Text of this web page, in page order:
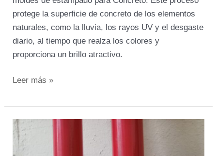
protege la superficie de concreto de los elementos
naturales, como la lluvia, los rayos UV y el desgaste
diario, al tiempo que realza los colores y
proporciona un brillo atractivo.
Leer más »
Mantenimiento
Cuidado